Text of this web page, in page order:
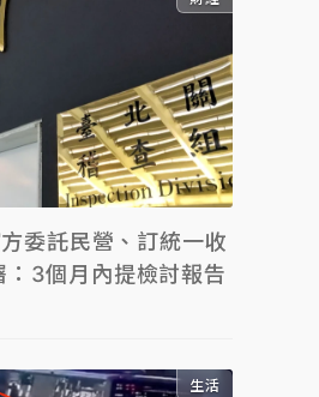
委託民營、訂統一收
3個月內提檢討報告
生活